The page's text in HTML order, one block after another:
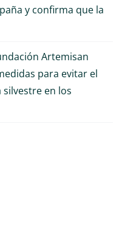
Un estudio
y confirma que la
Artemisan
para evitar el
en los